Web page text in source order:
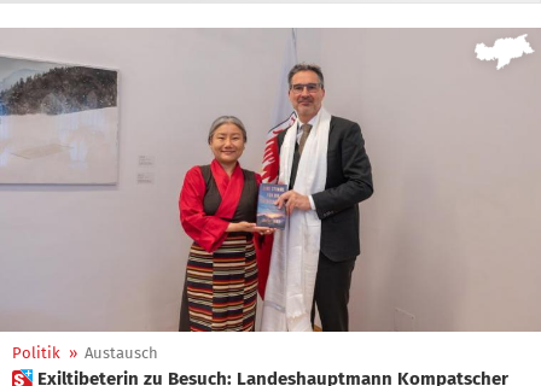
Politik » Austausch
 Exiltibeterin zu Besuch: Landeshauptmann Kompatscher